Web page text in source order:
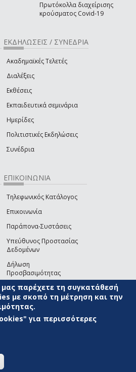
Πρωτόκολλα διαχείρισης
κρούσματος Covid-19
ΕΚΔΗΛΩΣΕΙΣ / ΣΥΝΕΔΡΙΑ
Ακαδημαϊκές Τελετές
Διαλέξεις
Εκθέσεις
Εκπαιδευτικά σεμινάρια
Ημερίδες
Πολιτιστικές Εκδηλώσεις
Συνέδρια
ΕΠΙΚΟΙΝΩΝΙΑ
Τηλεφωνικός Κατάλογος
Επικοινωνία
Παράπονα-Συστάσεις
Υπεύθυνος Προστασίας
Δεδομένων
Δήλωση
Προσβασιμότητας
Επικοινωνία με την Ομάδα
Ανάπτυξης του site(link sends e-mail)
ΧΡΗΣΗΣ ΠΟΛΙΤΙΚΗ COOKIES
παρέχετε τη συγκατάθεσή
με σκοπό τη μέτρηση και την
για περισσότερες